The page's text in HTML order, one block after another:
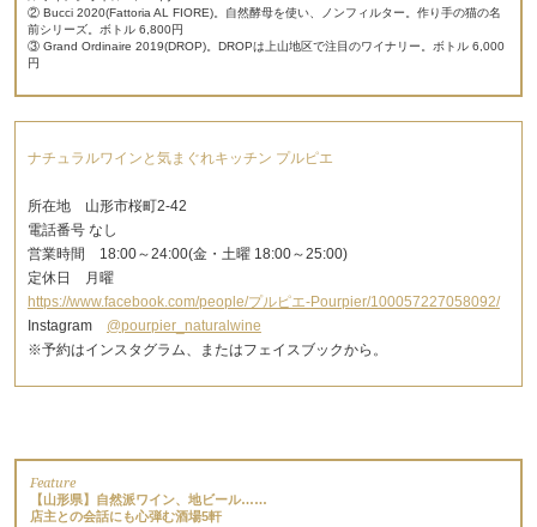
② Bucci 2020(Fattoria AL FIORE)。自然酵母を使い、ノンフィルター。作り手の猫の名
前シリーズ。ボトル 6,800円
③ Grand Ordinaire 2019(DROP)。DROPは上山地区で注目のワイナリー。ボトル 6,000
円
ナチュラルワインと気まぐれキッチン プルピエ
所在地 山形市桜町2-42
電話番号 なし
営業時間 18:00～24:00(金・土曜 18:00～25:00)
定休日 月曜
https://www.facebook.com/people/プルピエ-Pourpier/100057227058092/
Instagram @pourpier_naturalwine
※予約はインスタグラム、またはフェイスブックから。
Feature
【山形県】自然派ワイン、地ビール……
店主との会話にも心弾む酒場5軒